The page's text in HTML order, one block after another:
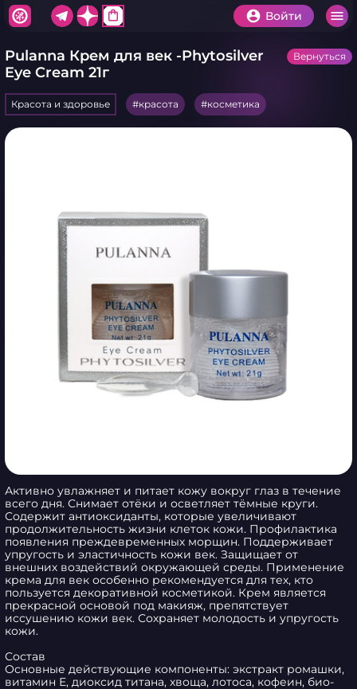
shopping_bag Войти
Pulanna Крем для век -Phytosilver
Eye Cream 21г
Вернуться
Красота и здоровье красота косметика
Активно увлажняет и питает кожу вокруг глаз в течение
всего дня. Снимает отёки и осветляет тёмные круги.
Содержит антиоксиданты, которые увеличивают
продолжительность жизни клеток кожи. Профилактика
появления преждевременных морщин. Поддерживает
упругость и эластичность кожи век. Защищает от
внешних воздействий окружающей среды. Применение
крема для век особенно рекомендуется для тех, кто
пользуется декоративной косметикой. Крем является
прекрасной основой под макияж, препятствует
иссушению кожи век. Сохраняет молодость и упругость
кожи.
Состав
Основные действующие компоненты: экстракт ромашки,
витамин Е, диоксид титана, хвоща, лотоса, кофеин, био-